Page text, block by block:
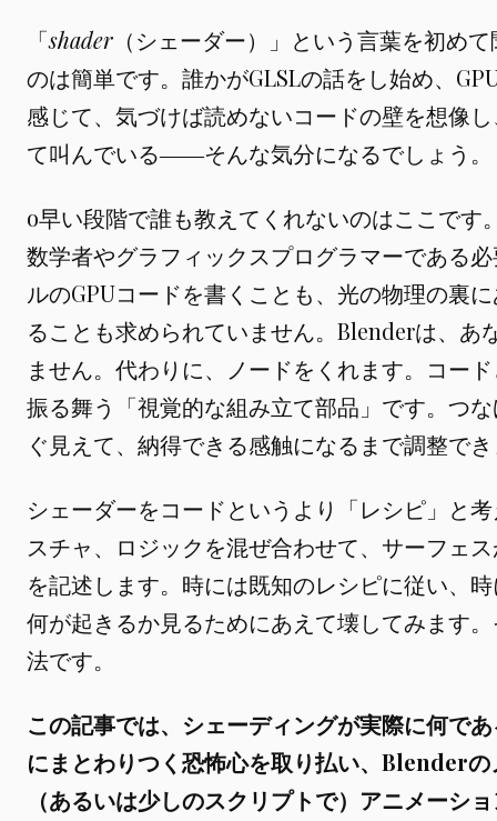
「shader （シェーダー）」という言葉を初め
のは簡単です。誰かがGLSLの話をし始め、
感じて、気づけば読めないコードの壁を想像
て叫んでいる――そんな気分になるでしょう。
o早い段階で誰も教えてくれないのはここです
数学者やグラフィックスプログラマーである
ルのGPUコードを書くことも、光の物理の裏
ることも求められていません。Blenderは、あ
ません。代わりに、ノードをくれます。コー
振る舞う「視覚的な組み立て部品」です。つ
ぐ見えて、納得できる感触になるまで調整で
シェーダーをコードというより「レシピ」と
スチャ、ロジックを混ぜ合わせて、サーフェ
を記述します。時には既知のレシピに従い、
何が起きるか見るためにあえて壊してみます
法です。
この記事では、シェーディングが実際に何で
にまとわりつく恐怖心を取り払い、Blender
（あるいは少しのスクリプトで）アニメーシ